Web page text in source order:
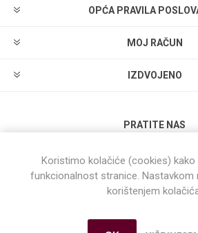
OPĆA PRAVILA
MOJ RAČUN
IZDVOJENO
PRATITE NAS
Powered by
Koristimo kolačiće (cookies) kako
funkcionalnost stranice. Nastavkom
korištenjem